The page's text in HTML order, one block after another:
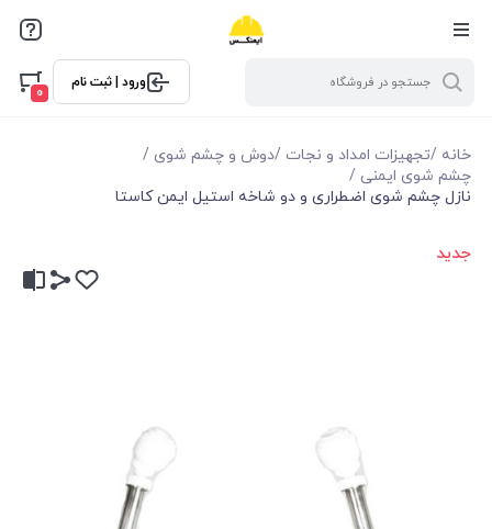
ورود | ثبت نام
0
خانه /تجهیزات امداد و نجات /دوش و چشم شوی /
چشم شوی ایمنی /
نازل چشم شوی اضطراری و دو شاخه استیل ایمن کاستا
جدید